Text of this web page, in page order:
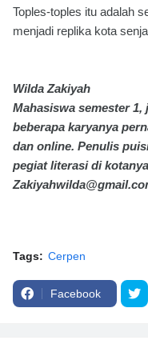
Toples-toples itu adalah
menjadi replika kota
Wilda Zakiyah
Mahasiswa semester 1,
beberapa karyanya
dan online. Penulis
pegiat literasi di
Tags: Cerpen
Facebook